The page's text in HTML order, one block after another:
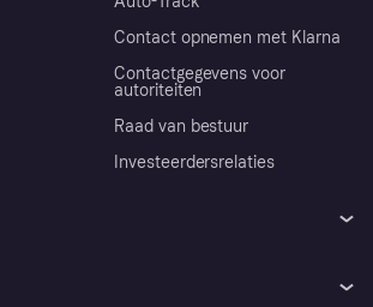
Contact opnemen met Klarna
Contactgegevens voor
autoriteiten
Raad van bestuur
Investeerdersrelaties